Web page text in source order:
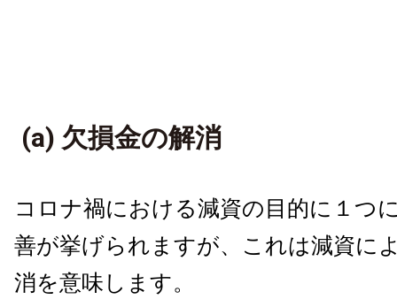
(a) 欠損金の解消
コロナ禍における減資の目的に１つ
善が挙げられますが、これは減資に
消を意味します。